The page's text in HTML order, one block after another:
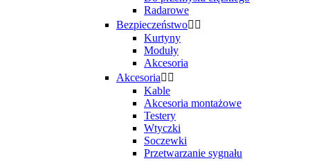
Radarowe
Bezpieczeństwo 
Kurtyny
Moduły
Akcesoria
Akcesoria 
Kable
Akcesoria montażowe
Testery
Wtyczki
Soczewki
Przetwarzanie sygnału